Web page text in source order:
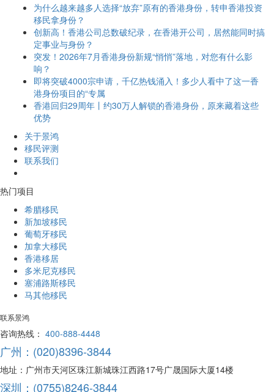
为什么越来越多人选择“放弃”原有的香港身份，转申香港投资
移民拿身份？
创新高！香港公司总数破纪录，在香港开公司，居然能同时搞
定事业与身份？
突发！2026年7月香港身份新规“悄悄”落地，对您有什么影
响？
即将突破4000宗申请，千亿热钱涌入！多少人看中了这一香
港身份项目的“专属
香港回归29周年丨约30万人解锁的香港身份，原来藏着这些
优势
关于景鸿
移民评测
联系我们
热门项目
希腊移民
新加坡移民
葡萄牙移民
加拿大移民
香港移居
多米尼克移民
塞浦路斯移民
马其他移民
联系景鸿
咨询热线： 400-888-4448
广州：(020)8396-3844
地址：广州市天河区珠江新城珠江西路17号广晟国际大厦14楼
深圳：(0755)8246-3844